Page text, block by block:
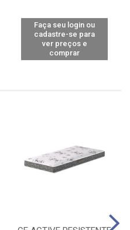
Faça seu login ou
cadastre-se para
ver preços e
comprar